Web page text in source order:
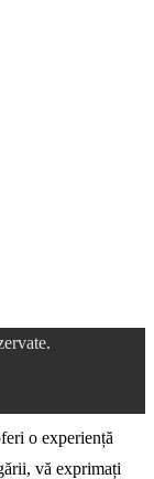
o experiență
vă exprimați